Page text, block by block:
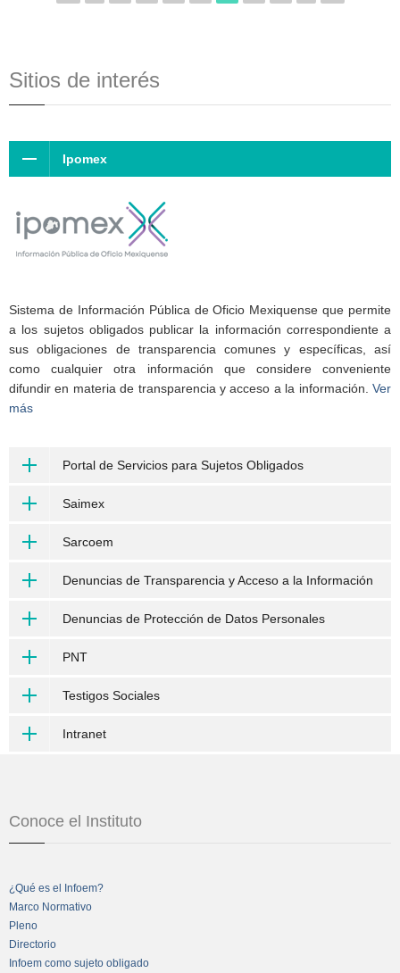
Sitios de interés
Ipomex
Sistema de Información Pública de Oficio Mexiquense que permite
a los sujetos obligados publicar la información correspondiente a
sus obligaciones de transparencia comunes y específicas, así
como cualquier otra información que considere conveniente
difundir en materia de transparencia y acceso a la información. Ver
más
Portal de Servicios para Sujetos Obligados
Saimex
Sarcoem
Denuncias de Transparencia y Acceso a la Información
Denuncias de Protección de Datos Personales
PNT
Testigos Sociales
Intranet
Conoce el Instituto
¿Qué es el Infoem?
Marco Normativo
Pleno
Directorio
Infoem como sujeto obligado